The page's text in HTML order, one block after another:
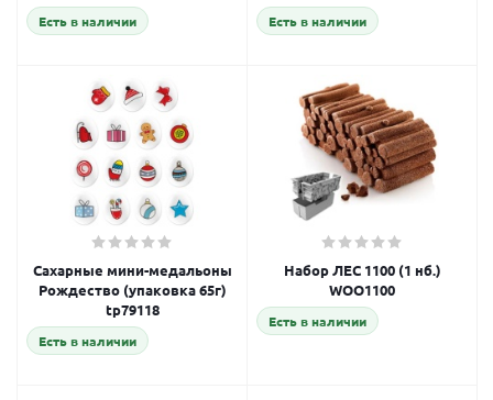
Есть в наличии Есть в наличии
Сахарные мини-медальоны
Рождество (упаковка 65г)
tp79118
Есть в наличии
Набор ЛЕС 1100 (1 нб.)
WOO1100
Есть в наличии